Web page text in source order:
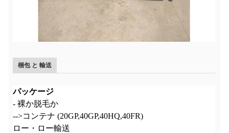
梱包 と 輸送
パッケージ
- 裸か脱毛か
-->コンテナ (20GP,40GP,40HQ,40FR)
ロー・ロー輸送